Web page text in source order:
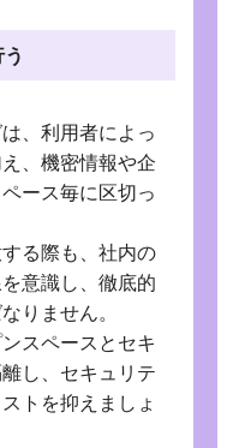
、利用者によっ
、機密情報や企
ース毎に区切っ
る際も、社内の
意識し、徹底的
りません。
スペースとセキ
し、セキュリテ
トを抑えましょ